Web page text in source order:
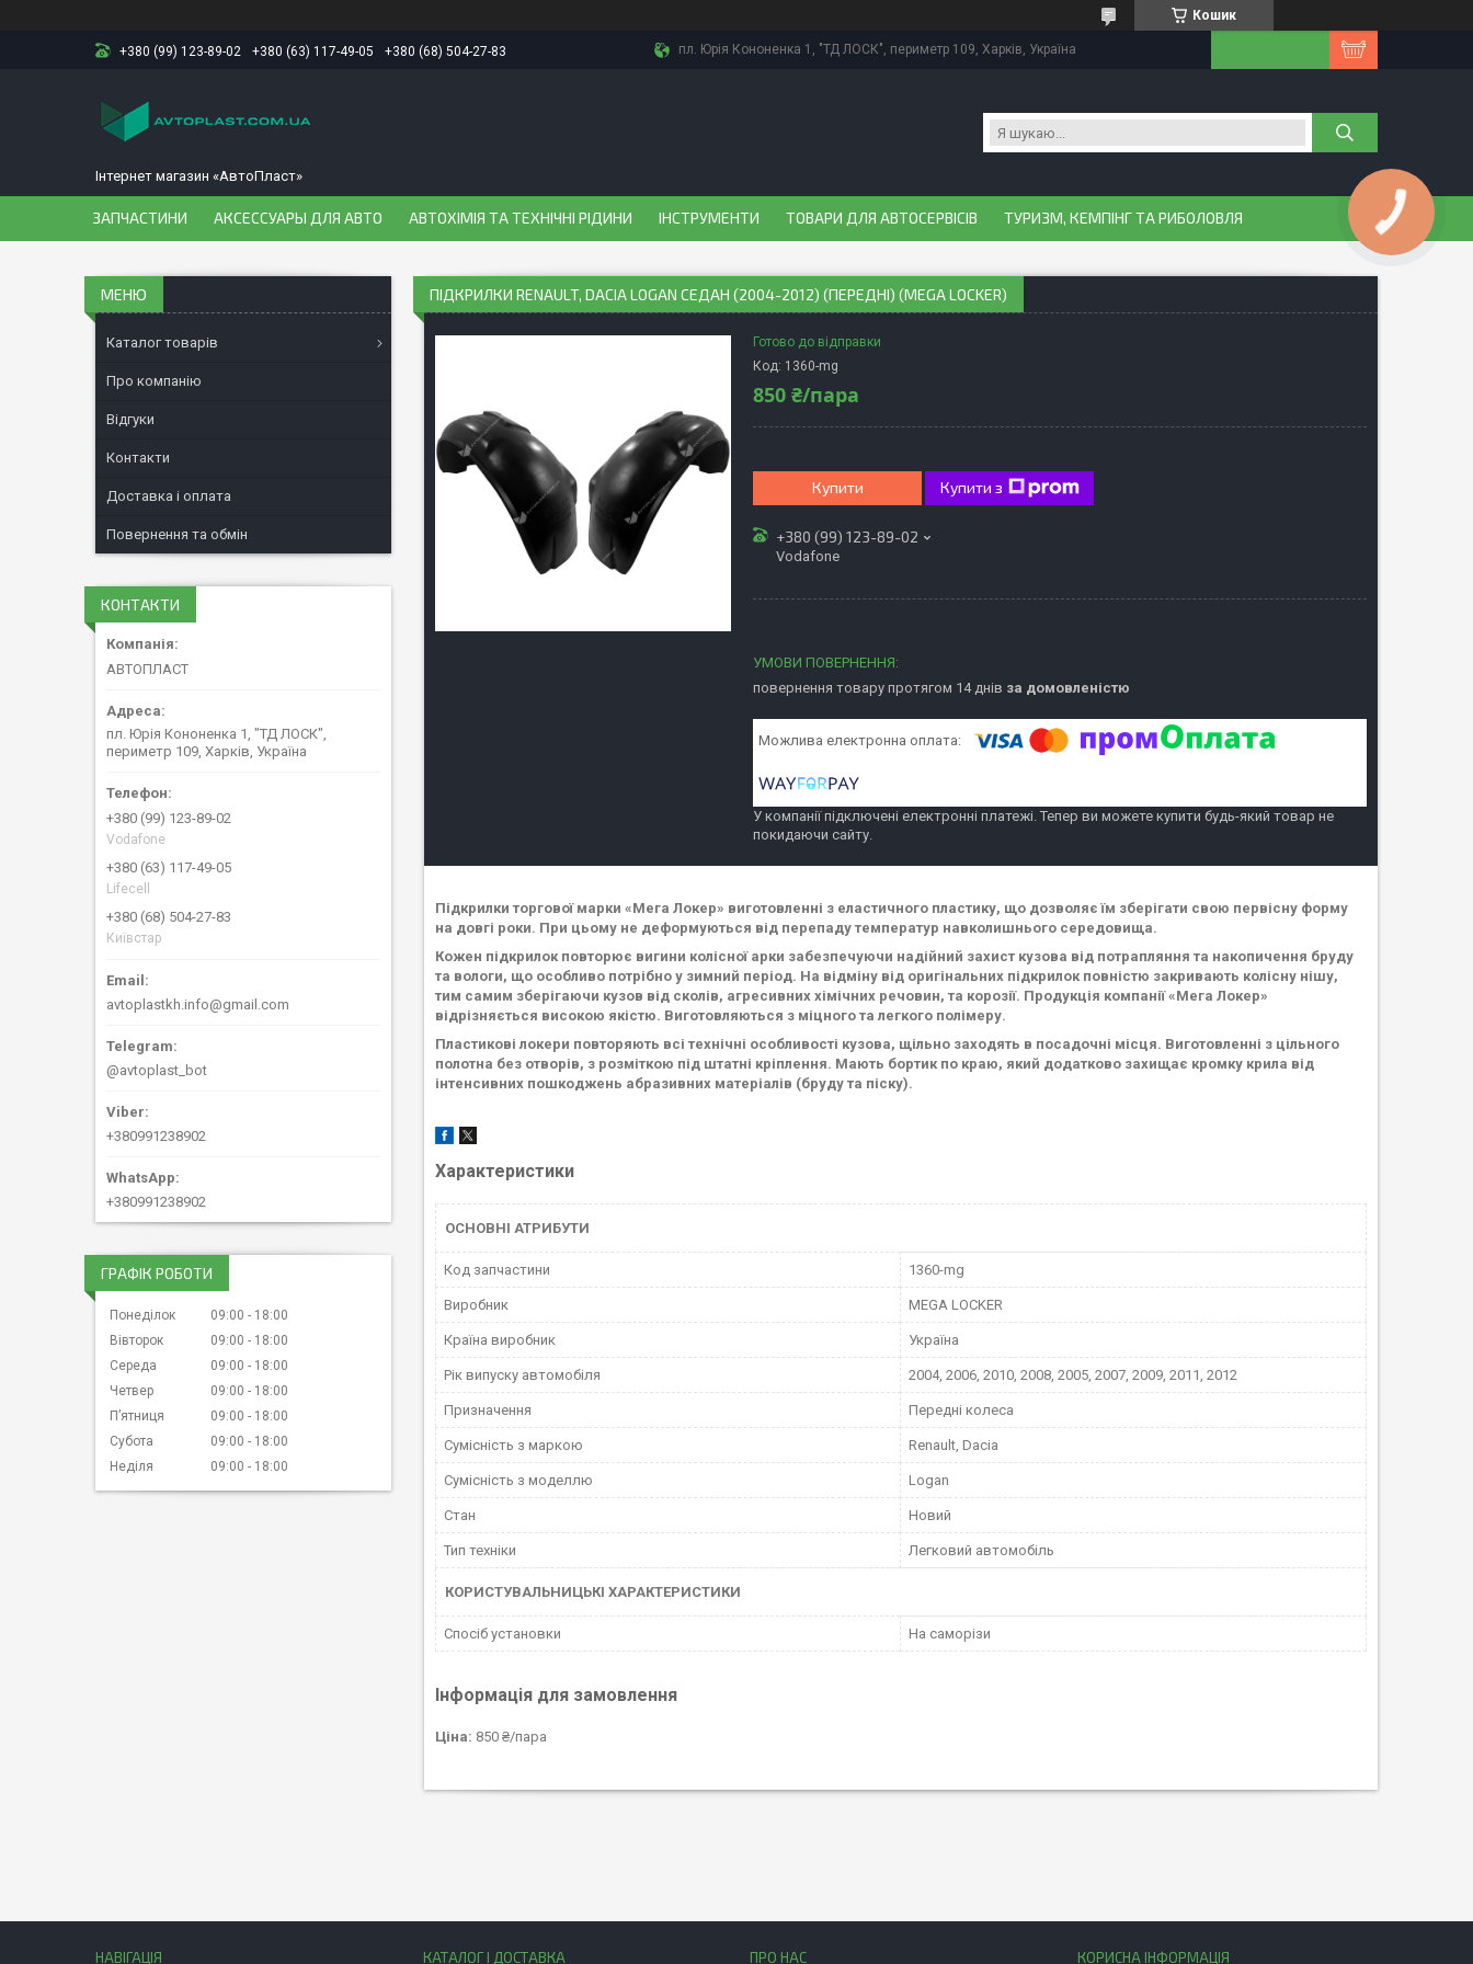
Кошик
+380 (99) 123-89-02 +380 (63) 117-49-05 +380 (68) 504-27-83 пл. Юрія Кононенка 1, "ТД ЛОСК", периметр 109, Харків, Україна
Інтернет магазин «АвтоПласт»
ЗАПЧАСТИНИ АКСЕССУАРЫ ДЛЯ АВТО АВТОХІМІЯ ТА ТЕХНІЧНІ РІДИНИ ІНСТРУМЕНТИ ТОВАРИ ДЛЯ АВТОСЕРВІСІВ ТУРИЗМ, КЕМПІНГ ТА РИБОЛОВЛЯ
ПІДКРИЛКИ RENAULT, DACIA LOGAN СЕДАН (2004-2012) (ПЕРЕДНІ) (MEGA LOCKER)
Готово до відправки
Код: 1360-mg
850 ₴/пара
Купити Купити з
+380 (99) 123-89-02
Vodafone
повернення товару протягом 14 днів за домовленістю
У компанії підключені електронні платежі. Тепер ви можете купити будь-який товар не
покидаючи сайту.
Підкрилки торгової марки «Мега Локер» виготовленні з еластичного пластику, що дозволяє їм зберігати свою первісну форму
на довгі роки. При цьому не деформуються від перепаду температур навколишнього середовища.
Кожен підкрилок повторює вигини колісної арки забезпечуючи надійний захист кузова від потрапляння та накопичення бруду
та вологи, що особливо потрібно у зимний період. На відміну від оригінальних підкрилок повністю закривають колісну нішу,
тим самим зберігаючи кузов від сколів, агресивних хімічних речовин, та корозії. Продукція компанії «Мега Локер»
відрізняється високою якістю. Виготовляються з міцного та легкого полімеру.
Пластикові локери повторяють всі технічні особливості кузова, щільно заходять в посадочні місця. Виготовленні з цільного
полотна без отворів, з розміткою під штатні кріплення. Мають бортик по краю, який додатково захищає кромку крила від
інтенсивних пошкоджень абразивних матеріалів (бруду та піску).
Характеристики
ОСНОВНІ АТРИБУТИ
Код запчастини 1360-mg
Виробник MEGA LOCKER
Країна виробник Україна
Рік випуску автомобіля 2004, 2006, 2010, 2008, 2005, 2007, 2009, 2011, 2012
Призначення Передні колеса
Сумісність з маркою Renault, Dacia
Сумісність з моделлю Logan
Стан Новий
Тип техніки Легковий автомобіль
КОРИСТУВАЛЬНИЦЬКІ ХАРАКТЕРИСТИКИ
Спосіб установки На саморізи
Інформація для замовлення
Ціна: 850 ₴/пара
Каталог товарів
Про компанію
Відгуки
Контакти
Доставка і оплата
Повернення та обмін
КОНТАКТИ
АВТОПЛАСТ
пл. Юрія Кононенка 1, "ТД ЛОСК",
периметр 109, Харків, Україна
+380 (99) 123-89-02
Vodafone
+380 (63) 117-49-05
Lifecell
+380 (68) 504-27-83
Київстар
avtoplastkh.info@gmail.com
@avtoplast_bot
+380991238902
+380991238902
ГРАФІК РОБОТИ
Понеділок 09:00
18:00
Вівторок
09:00
18:00
Середа
09:00
18:00
Четвер
09:00
18:00
Пʼятниця
09:00
18:00
Субота
09:00
18:00
Неділя
09:00 18:00
НАВІГАЦІЯ КАТАЛОГ І ДОСТАВКА ПРО НАС КОРИСНА ІНФОРМАЦІЯ
КНОПКА
ЗВ'ЯЗКУ